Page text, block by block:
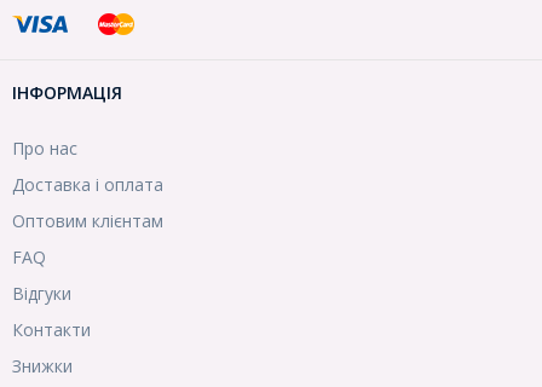
ІНФОРМАЦІЯ
Про нас
Доставка і оплата
Оптовим клієнтам
FAQ
Відгуки
Контакти
Знижки